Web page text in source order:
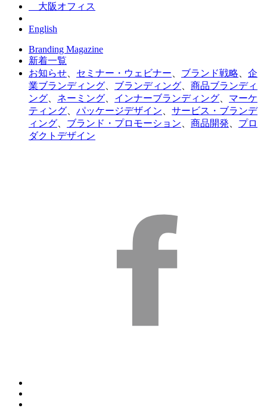
大阪オフィス
English
Branding Magazine
新着一覧
お知らせ、 セミナー・ウェビナー、 ブランド戦略、 企
業ブランディング、 ブランディング、 商品ブランディ
ング、 ネーミング、 インナーブランディング、 マーケ
ティング、 パッケージデザイン、 サービス・ブランデ
ィング、 ブランド・プロモーション、 商品開発、 プロ
ダクトデザイン